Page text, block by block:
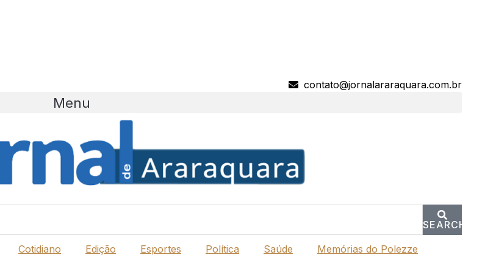
contato@jornalararaquara.com.br
Menu
SEARCH
Cotidiano Edição Esportes Política Saúde Memórias do Polezze